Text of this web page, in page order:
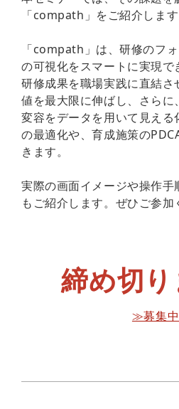
「compath」をご紹介します
「compath」は、研修のフ
の可視化をスマートに実現で
研修成果を職場実践に直結
値を最大限に伸ばし、さら
変容をデータを用いて見え
の最適化や、育成施策の
きます。
実際の画面イメージや操作
もご紹介します。ぜひご参加
締め切
≫募集中